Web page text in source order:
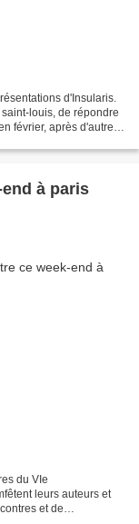
d'Insularis.
louis, de répondre
février, après d'autres
à paris
du VIe
leurs auteurs et
et de